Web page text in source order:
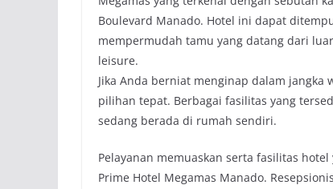
Boulevard Manado. Hotel ini dapat
mempermudah tamu yang datang dari
leisure.
Jika Anda berniat menginap dalam jangka
pilihan tepat. Berbagai fasilitas yang
sedang berada di rumah sendiri.
Pelayanan memuaskan serta fasilitas
Prime Hotel Megamas Manado.